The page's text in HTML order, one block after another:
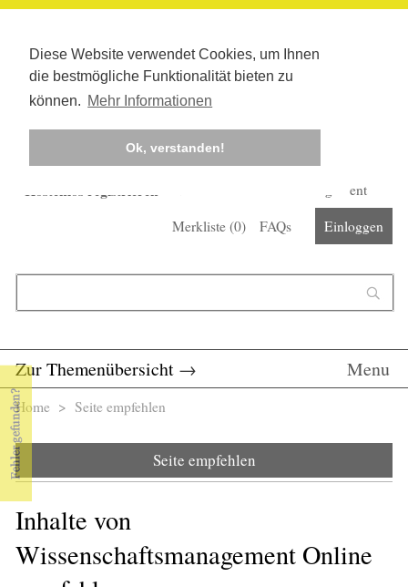
Diese Website verwendet Cookies, um Ihnen
die bestmögliche Funktionalität bieten zu
können. Mehr Informationen
Ok, verstanden!
Kostenlos registrieren
Corona-Management
Merkliste (0) FAQs Einloggen
Zur Themenübersicht → Menu
Sie sind hier
Home > Seite empfehlen
Seite empfehlen
Inhalte von
Wissenschaftsmanagement Online